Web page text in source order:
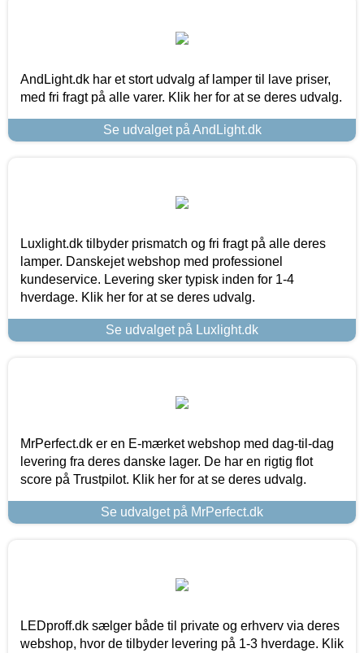
AndLight.dk har et stort udvalg af lamper til lave priser,
med fri fragt på alle varer. Klik her for at se deres udvalg.
Se udvalget på AndLight.dk
Luxlight.dk tilbyder prismatch og fri fragt på alle deres
lamper. Danskejet webshop med professionel
kundeservice. Levering sker typisk inden for 1-4
hverdage. Klik her for at se deres udvalg.
Se udvalget på Luxlight.dk
MrPerfect.dk er en E-mærket webshop med dag-til-dag
levering fra deres danske lager. De har en rigtig flot
score på Trustpilot. Klik her for at se deres udvalg.
Se udvalget på MrPerfect.dk
LEDproff.dk sælger både til private og erhverv via deres
webshop, hvor de tilbyder levering på 1-3 hverdage. Klik